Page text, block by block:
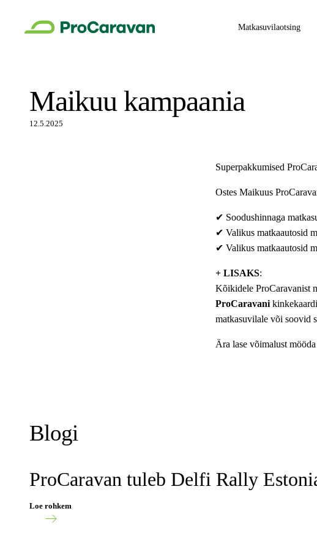
Matkasuvilaotsing
Maikuu kampaania
12.5.2025
Superpakkumised
Ostes Maikuus
✔ Soodushinnaga
✔ Valikus matkaautosid
✔ Valikus matkaautosid
+ LISAKS:
Kõikidele ProCaravanist
ProCaravani
matkasuvilale või soovid
Ära lase võimalust
Blogi
ProCaravan tuleb Delfi Rally
Loe rohkem